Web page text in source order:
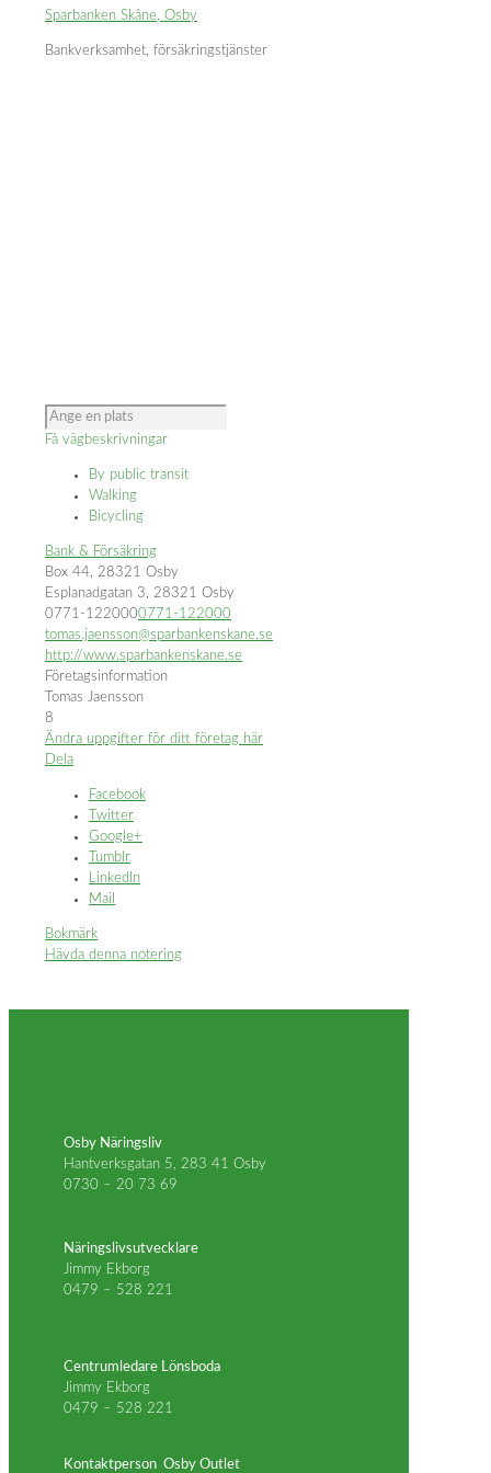
Sparbanken Skåne, Osby
Bankverksamhet, försäkringstjänster
Få vägbeskrivningar
By public transit
Walking
Bicycling
Bank & Försäkring
Box 44, 28321 Osby
Esplanadgatan 3, 28321 Osby
0771-1220000771-122000
tomas.jaensson@sparbankenskane.se
http://www.sparbankenskane.se
Företagsinformation
Tomas Jaensson
8
Ändra uppgifter för ditt företag här
Dela
Facebook
Twitter
Google+
Tumblr
LinkedIn
Mail
Bokmärk
Hävda denna notering
Osby Näringsliv
Hantverksgatan 5, 283 41 Osby
0730 – 20 73 69
Näringslivsutvecklare
Jimmy Ekborg
0479 – 528 221
Centrumledare Lönsboda
Jimmy Ekborg
0479 – 528 221
Kontaktperson Osby Outlet